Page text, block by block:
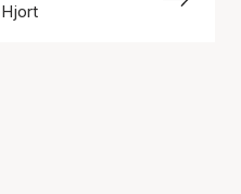
Hjort